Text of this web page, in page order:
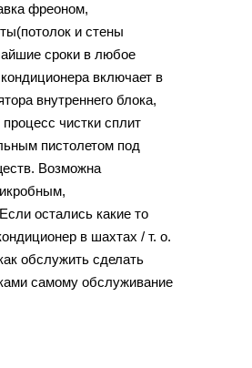
фреоном,
и стены
сроки в любое
включает в
внутреннего блока,
чистки сплит
пистолетом под
Возможна
остались какие то
в шахтах / т. о.
обслужить сделать
самому обслуживание